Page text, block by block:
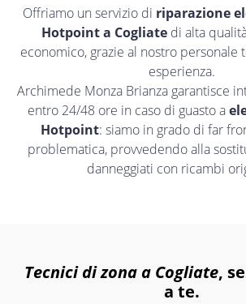
Offriamo un servizio di riparazione
Hotpoint a Cogliatedi alta
economico, grazie al nostro personale
esperienza.
Archimede Monza Brianza garantisce
entro 24/48 ore in caso di guasto a
Hotpoint: siamo in grado di far
problematica, provvedendo alla
danneggiati con ricambi
Tecnici di zona a Cogliate,
a te.